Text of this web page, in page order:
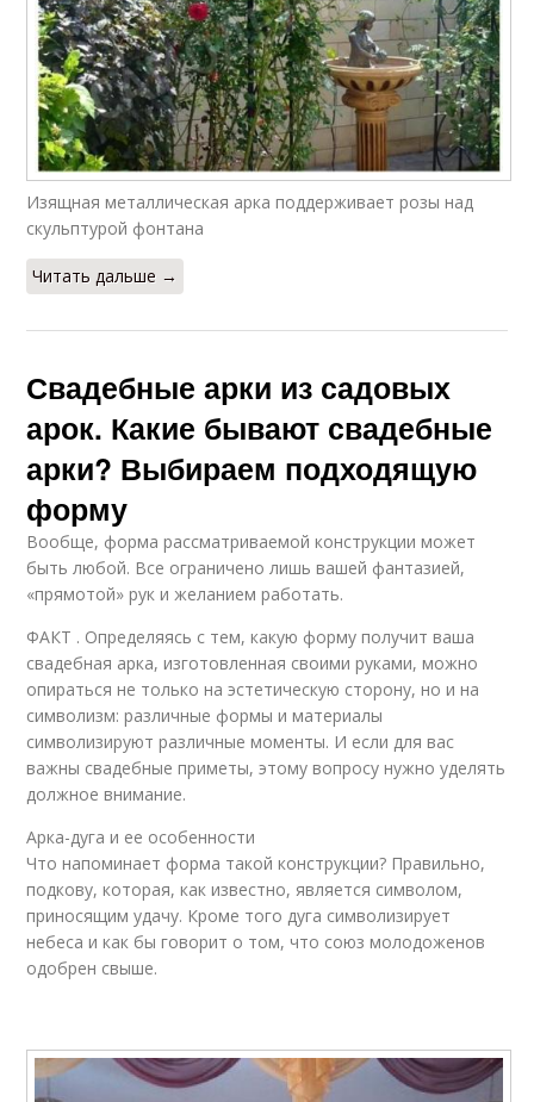
Изящная металлическая арка поддерживает розы над
скульптурой фонтана
Читать дальше →
Свадебные арки из садовых
арок. Какие бывают свадебные
арки? Выбираем подходящую
форму
Вообще, форма рассматриваемой конструкции может
быть любой. Все ограничено лишь вашей фантазией,
«прямотой» рук и желанием работать.
ФАКТ . Определяясь с тем, какую форму получит ваша
свадебная арка, изготовленная своими руками, можно
опираться не только на эстетическую сторону, но и на
символизм: различные формы и материалы
символизируют различные моменты. И если для вас
важны свадебные приметы, этому вопросу нужно уделять
должное внимание.
Арка-дуга и ее особенности
Что напоминает форма такой конструкции? Правильно,
подкову, которая, как известно, является символом,
приносящим удачу. Кроме того дуга символизирует
небеса и как бы говорит о том, что союз молодоженов
одобрен свыше.